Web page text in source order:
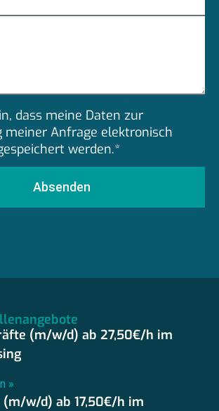
dass meine Daten zur
meiner Anfrage elektronisch
werden.*
Absenden
(m/w/d) ab 27,50€/h im
»
w/d) ab 17,50€/h im